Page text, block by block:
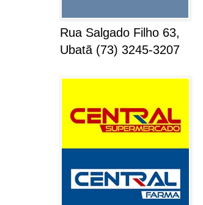
Rua Salgado Filho 63,
Ubatã (73) 3245-3207